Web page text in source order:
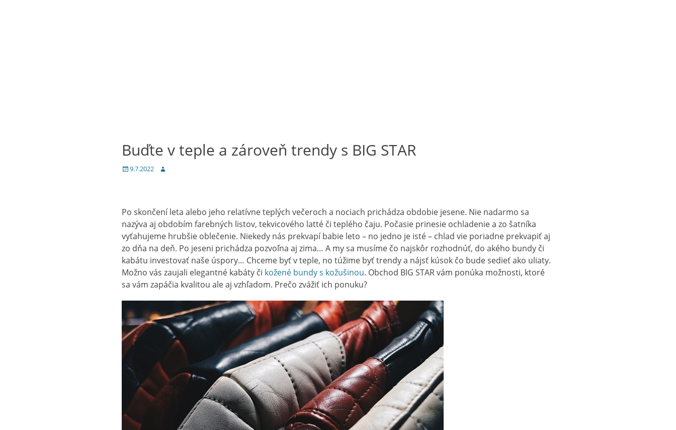
Buďte v teple a zároveň trendy s BIG STAR
Posted
9.7.2022 Author
Po skončení leta alebo jeho relatívne teplých večeroch a nociach prichádza obdobie jesene. Nie nadarmo sa
nazýva aj obdobím farebných listov, tekvicového latté či teplého čaju. Počasie prinesie ochladenie a zo šatníka
vyťahujeme hrubšie oblečenie. Niekedy nás prekvapí babie leto – no jedno je isté – chlad vie poriadne prekvapiť aj
zo dňa na deň. Po jeseni prichádza pozvoľna aj zima… A my sa musíme čo najskôr rozhodnúť, do akého bundy či
kabátu investovať naše úspory… Chceme byť v teple, no túžime byť trendy a nájsť kúsok čo bude sedieť ako uliaty.
Možno vás zaujali elegantné kabáty či kožené bundy s kožušinou. Obchod BIG STAR vám ponúka možnosti, ktoré
sa vám zapáčia kvalitou ale aj vzhľadom. Prečo zvážiť ich ponuku?